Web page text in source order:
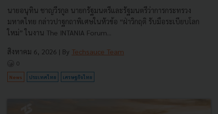
นายอนุทิน ชาญวีรกูล นายกรัฐมนตรีและรัฐมนตรีว่าการกระทรวง
มหาดไทย กล่าวปาฐกถาพิเศษในหัวข้อ “ฝ่าวิกฤติ รับมือระเบียบโลก
ใหม่” ในงาน The INTANIA Forum...
สิงหาคม 6, 2026 | By Techsauce Team
0
News ประเทศไทย เศรษฐกิจไทย